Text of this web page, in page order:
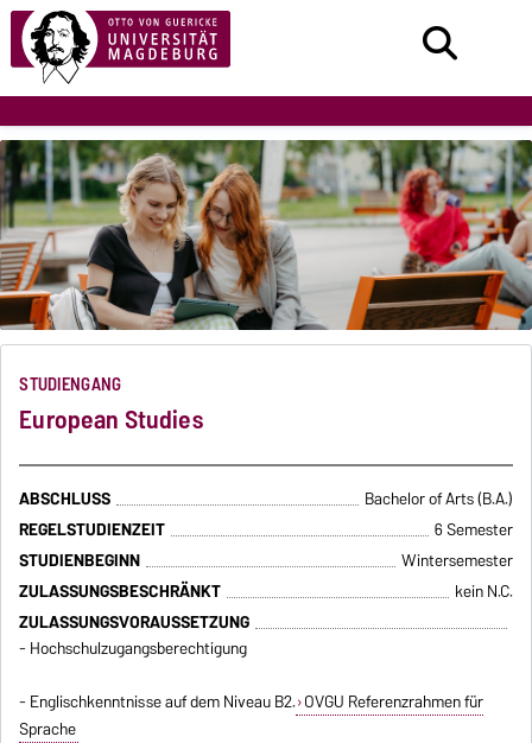
STUDIENGANG
European Studies
ABSCHLUSS
Bachelor of Arts (B.A.)
REGELSTUDIENZEIT
6 Semester
STUDIENBEGINN
Wintersemester
ZULASSUNGSBESCHRÄNKT
kein N.C.
ZULASSUNGSVORAUSSETZUNG
- Hochschulzugangsberechtigung
- Englischkenntnisse auf dem Niveau B2. OVGU Referenzrahmen für
Sprache